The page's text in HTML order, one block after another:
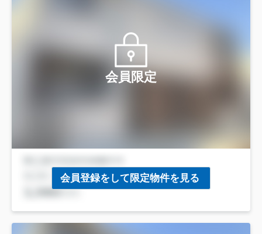
会員限定
会員登録をして限定物件を見る